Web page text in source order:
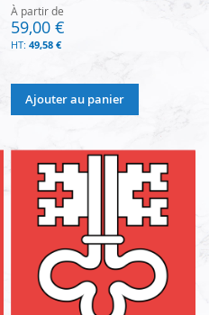
À partir de
59,00 €
49,58 €
Ajouter au panier